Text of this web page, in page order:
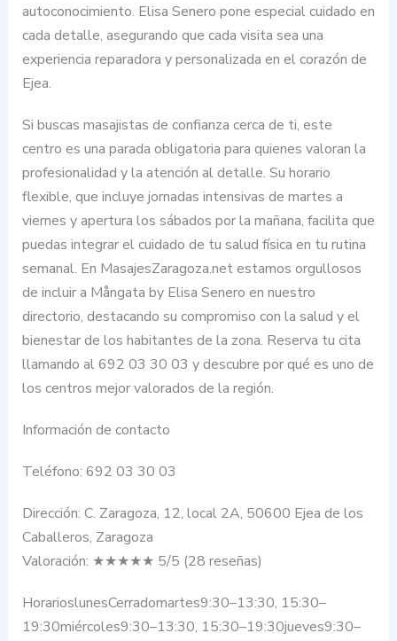
autoconocimiento. Elisa Senero pone especial cuidado en
cada detalle, asegurando que cada visita sea una
experiencia reparadora y personalizada en el corazón de
Ejea.
Si buscas masajistas de confianza cerca de ti, este
centro es una parada obligatoria para quienes valoran la
profesionalidad y la atención al detalle. Su horario
flexible, que incluye jornadas intensivas de martes a
viernes y apertura los sábados por la mañana, facilita que
puedas integrar el cuidado de tu salud física en tu rutina
semanal. En MasajesZaragoza.net estamos orgullosos
de incluir a Mångata by Elisa Senero en nuestro
directorio, destacando su compromiso con la salud y el
bienestar de los habitantes de la zona. Reserva tu cita
llamando al 692 03 30 03 y descubre por qué es uno de
los centros mejor valorados de la región.
Información de contacto
Teléfono: 692 03 30 03
Dirección: C. Zaragoza, 12, local 2A, 50600 Ejea de los
Caballeros, Zaragoza
Valoración: ★★★★★ 5/5 (28 reseñas)
HorarioslunesCerradomartes9:30–13:30, 15:30–
19:30miércoles9:30–13:30, 15:30–19:30jueves9:30–